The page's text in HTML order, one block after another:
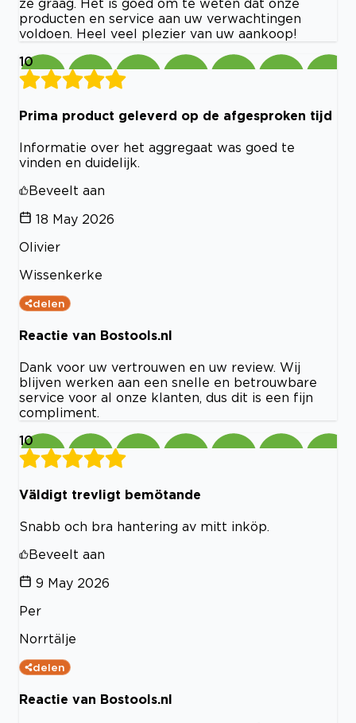
ze graag. Het is goed om te weten dat onze
producten en service aan uw verwachtingen
voldoen. Heel veel plezier van uw aankoop!
10
Prima product geleverd op de afgesproken tijd
Informatie over het aggregaat was goed te
vinden en duidelijk.
Beveelt aan
18 May 2026
Olivier
Wissenkerke
delen
Reactie van Bostools.nl
Dank voor uw vertrouwen en uw review. Wij
blijven werken aan een snelle en betrouwbare
service voor al onze klanten, dus dit is een fijn
compliment.
10
Väldigt trevligt bemötande
Snabb och bra hantering av mitt inköp.
Beveelt aan
9 May 2026
Per
Norrtälje
delen
Reactie van Bostools.nl